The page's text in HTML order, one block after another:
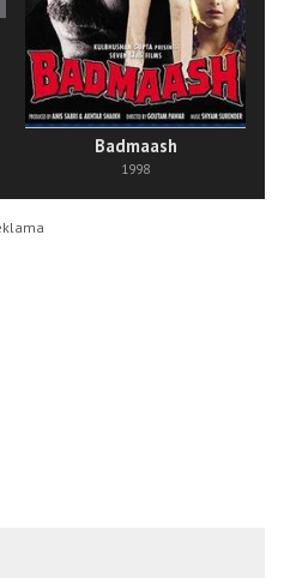
Badmaash
1998